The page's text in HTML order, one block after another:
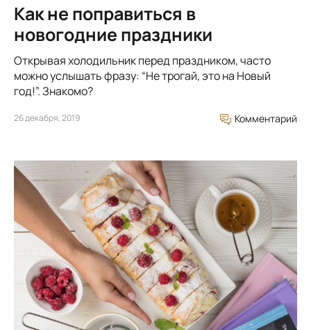
Как не поправиться в
новогодние праздники
Открывая холодильник перед праздником, часто
можно услышать фразу: “Не трогай, это на Новый
год!”. Знакомо?
26 декабря, 2019 Комментарий